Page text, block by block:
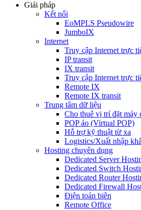
Giải pháp
Kết nối
EoMPLS Pseudowire
JumboIX
Internet
Truy cập Internet trực
IP transit
IX transit
Truy cập Internet trực
Remote IX
Remote IX transit
Trung tâm dữ liệu
Cho thuê vị trí đặt máy
POP ảo (Virtual POP)
Hỗ trợ kỹ thuật từ xa
Logistics/Xuất nhập
Hosting chuyên dụng
Dedicated Server
Dedicated Switch
Dedicated Router
Dedicated Firewall
Điện toán biên
Remote Office